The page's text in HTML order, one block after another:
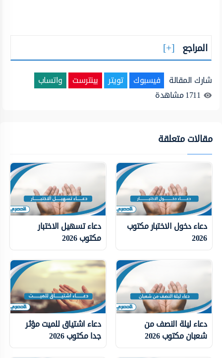
المراجع
شارك المقالة فيسبوك تويتر بينترست
واتساب
1711مشاهدة
مقالات متعلقة
دعاء دخول الاختبار مكتوب
2026
دعاء تسهيل الاختبار
مكتوب 2026
دعاء ليلة النصف من
شعبان مكتوب 2026
دعاء اشتياق للميت مؤثر
جدا مكتوب 2026